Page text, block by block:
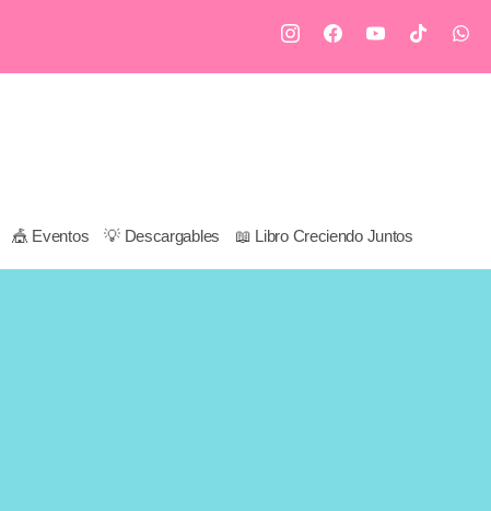
🎪 Eventos 💡 Descargables 📖 Libro Creciendo Juntos